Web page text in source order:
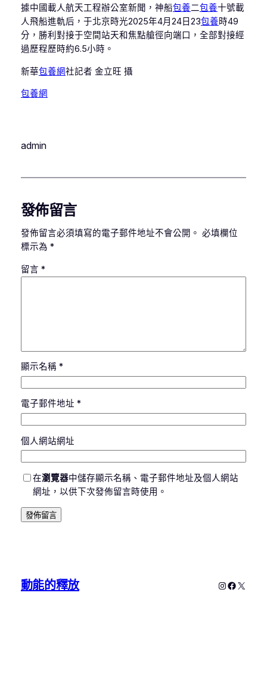
據中國載人航天工程辦公室新聞，神船包養二包養十號載
人飛船進軌后，于北京時光2025年4月24日23包養時49
分，勝利對接于空間站天和焦點艙徑向端口，全部對接經
過歷程歷時約6.5小時。
新華包養網社記者 金立旺 攝
包養網
admin
發佈留言
發佈留言必須填寫的電子郵件地址不會公開。 必填欄位
標示為 *
留言 *
顯示名稱 *
電子郵件地址 *
個人網站網址
在瀏覽器中儲存顯示名稱、電子郵件地址及個人網站
網址，以供下次發佈留言時使用。
動能的釋放 Instagram
X